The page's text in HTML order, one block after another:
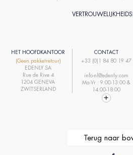
HET HOOFDKANTOOR
(Geen pakketretour)
EDENLY SA
Rue de Rive 4
1204 GENEVA
ZWITSERLAND
CONTACT
+33 (0)1 84 80 19 47
info-nl@edenly.com
Ma-Vr : 9:00-13:00 &
14:00-18:00
Terug naar